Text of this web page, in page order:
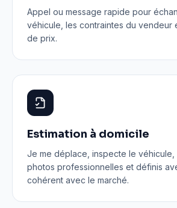
Appel ou message rapide pour
véhicule, les contraintes du vendeur
de prix.
Estimation à domicile
Je me déplace, inspecte le véhicule,
photos professionnelles et définis
cohérent avec le marché.